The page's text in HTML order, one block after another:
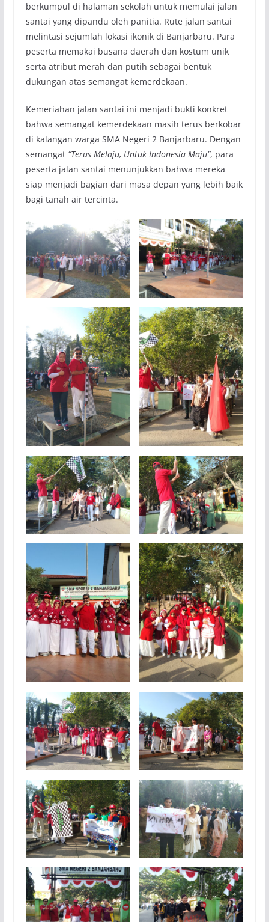
berkumpul di halaman sekolah untuk memulai jalan
santai yang dipandu oleh panitia. Rute jalan santai
melintasi sejumlah lokasi ikonik di Banjarbaru. Para
peserta memakai busana daerah dan kostum unik
serta atribut merah dan putih sebagai bentuk
dukungan atas semangat kemerdekaan.
Kemeriahan jalan santai ini menjadi bukti konkret
bahwa semangat kemerdekaan masih terus berkobar
di kalangan warga SMA Negeri 2 Banjarbaru. Dengan
semangat “Terus Melaju, Untuk Indonesia Maju”, para
peserta jalan santai menunjukkan bahwa mereka
siap menjadi bagian dari masa depan yang lebih baik
bagi tanah air tercinta.